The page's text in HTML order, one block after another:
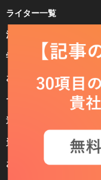
ライター一覧
注目のキーワード一覧
学ぶ
お客様事例
セミナー
運営会社
資料ダウンロード
お問い合わせ